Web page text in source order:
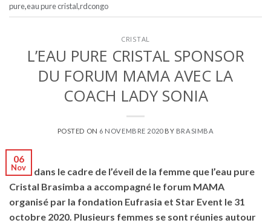
pure,eau pure cristal,rdcongo
CRISTAL
L’EAU PURE CRISTAL SPONSOR
DU FORUM MAMA AVEC LA
COACH LADY SONIA
POSTED ON 6 NOVEMBRE 2020 BY BRASIMBA
06
Nov
C’est dans le cadre de l’éveil de la femme que l’eau pure
Cristal Brasimba a accompagné le forum MAMA
organisé par la fondation Eufrasia et Star Event le 31
octobre 2020. Plusieurs femmes se sont réunies autour